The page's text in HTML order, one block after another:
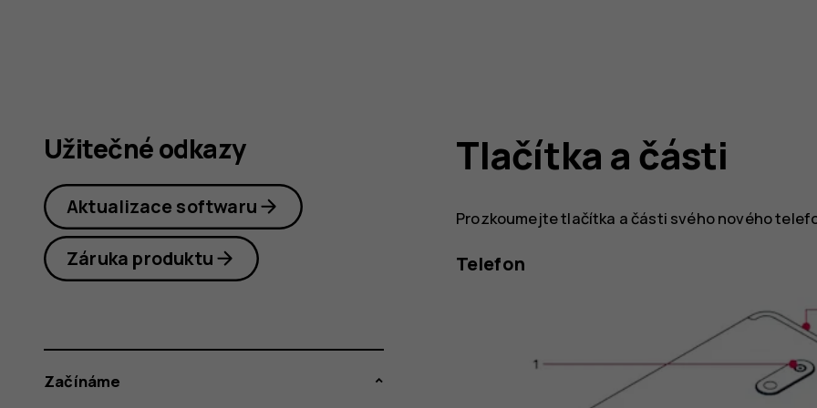
Tlačítka a části
Prozkoumejte tlačítka a části svého nového
Telefon
Užitečné odkazy
Aktualizace softwaru
Záruka produktu
Začínáme